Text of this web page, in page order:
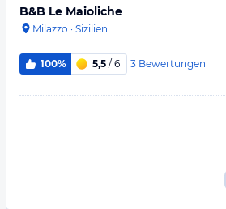
B&B Le Maioliche
Milazzo · Sizilien
100% 5,5 / 6 3 Bewertungen